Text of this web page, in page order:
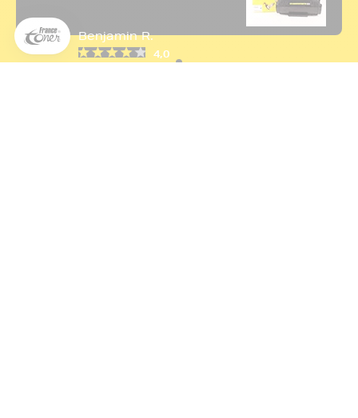
B
Benjamin R.
4,0
Inscrivez-vous à notre newsletter, suivez notre actualité et
bénéficiez immédiatement
commande * !
Votre adresse email